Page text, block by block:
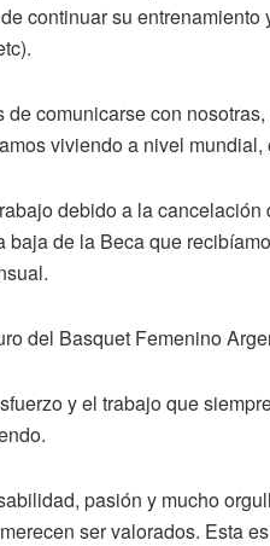
continuar su entrenamiento
comunicarse con
viviendo a nivel
debido a la
de la Beca que
del Basquet Femenino
y el trabajo que
pasión y mucho
ser valorados. Esta